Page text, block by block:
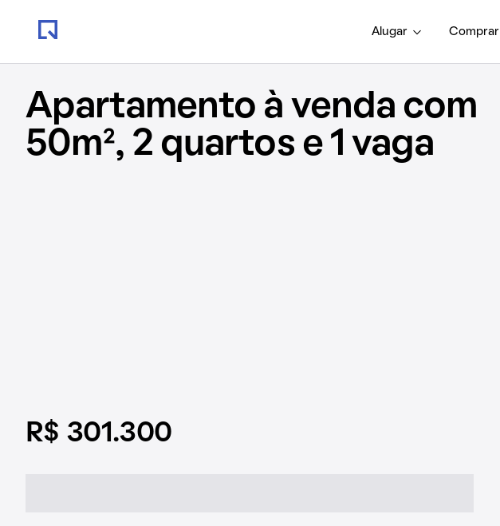
Alugar Comprar
Apartamento à venda com
50m², 2 quartos e 1 vaga
R$ 301.300